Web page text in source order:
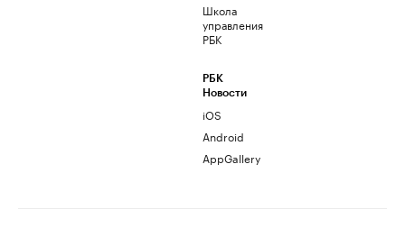
Школа
управления
РБК
РБК
Новости
iOS
Android
AppGallery